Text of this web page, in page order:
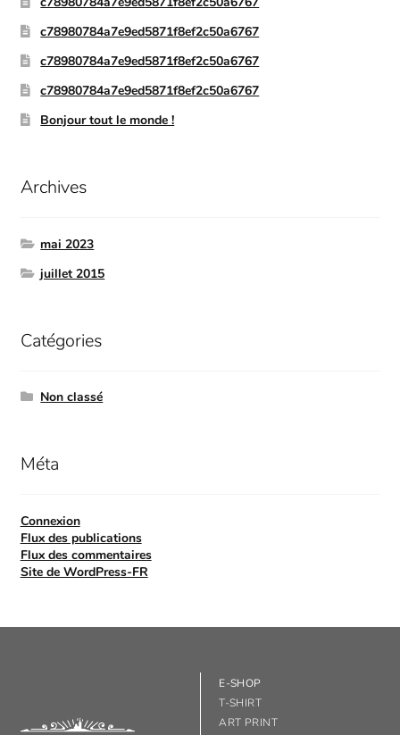
c78980784a7e9ed5871f8ef2c50a6767
c78980784a7e9ed5871f8ef2c50a6767
c78980784a7e9ed5871f8ef2c50a6767
Bonjour tout le monde !
Archives
mai 2023
juillet 2015
Catégories
Non classé
Méta
Connexion
Flux des publications
Flux des commentaires
Site de WordPress-FR
E-SHOP
T-SHIRT
ART PRINT